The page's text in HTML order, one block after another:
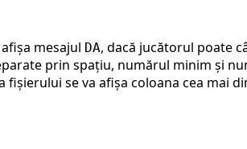
mesajul DA, dacă jucătorul poate
prin spațiu, numărul minim și
se va afișa coloana cea